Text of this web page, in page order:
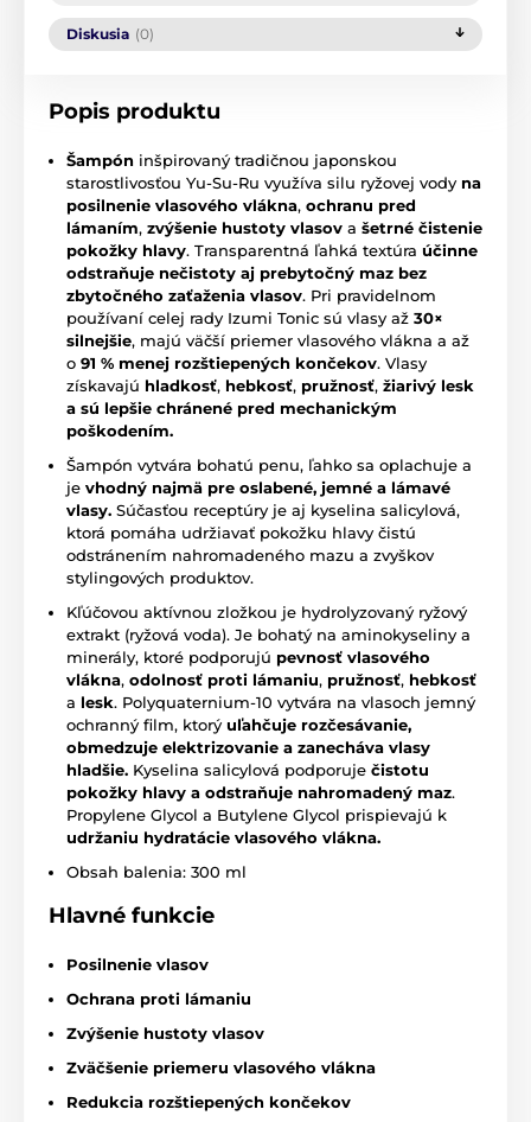
Diskusia (0)
Popis produktu
Šampón inšpirovaný tradičnou japonskou
starostlivosťou Yu-Su-Ru využíva silu ryžovej vody na
posilnenie vlasového vlákna, ochranu pred
lámaním, zvýšenie hustoty vlasov a šetrné čistenie
pokožky hlavy. Transparentná ľahká textúra účinne
odstraňuje nečistoty aj prebytočný maz bez
zbytočného zaťaženia vlasov. Pri pravidelnom
používaní celej rady Izumi Tonic sú vlasy až 30×
silnejšie, majú väčší priemer vlasového vlákna a až
o 91 % menej rozštiepených končekov. Vlasy
získavajú hladkosť, hebkosť, pružnosť, žiarivý lesk
a sú lepšie chránené pred mechanickým
poškodením.
Šampón vytvára bohatú penu, ľahko sa oplachuje a
je vhodný najmä pre oslabené, jemné a lámavé
vlasy. Súčasťou receptúry je aj kyselina salicylová,
ktorá pomáha udržiavať pokožku hlavy čistú
odstránením nahromadeného mazu a zvyškov
stylingových produktov.
Kľúčovou aktívnou zložkou je hydrolyzovaný ryžový
extrakt (ryžová voda). Je bohatý na aminokyseliny a
minerály, ktoré podporujú pevnosť vlasového
vlákna, odolnosť proti lámaniu, pružnosť, hebkosť
a lesk. Polyquaternium-10 vytvára na vlasoch jemný
ochranný film, ktorý uľahčuje rozčesávanie,
obmedzuje elektrizovanie a zanecháva vlasy
hladšie. Kyselina salicylová podporuje čistotu
pokožky hlavy a odstraňuje nahromadený maz.
Propylene Glycol a Butylene Glycol prispievajú k
udržaniu hydratácie vlasového vlákna.
Obsah balenia: 300 ml
Hlavné funkcie
Posilnenie vlasov
Ochrana proti lámaniu
Zvýšenie hustoty vlasov
Zväčšenie priemeru vlasového vlákna
Redukcia rozštiepených končekov